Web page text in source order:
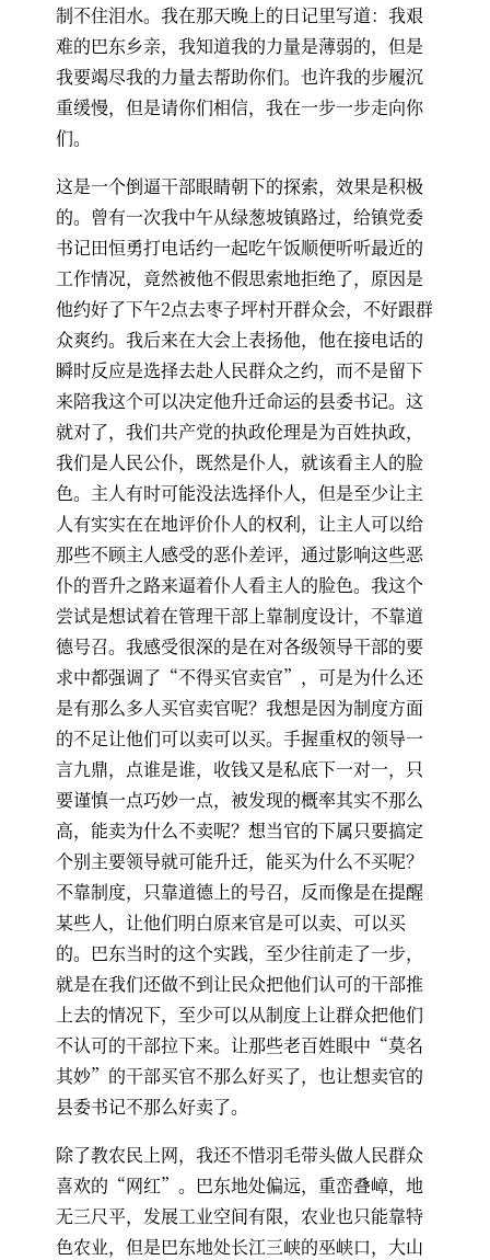
制不住泪水。我在那天晚上的日记里写道：我艰
难的巴东乡亲，我知道我的力量是薄弱的，但是
我要竭尽我的力量去帮助你们。也许我的步履沉
重缓慢，但是请你们相信，我在一步一步走向你
们。
这是一个倒逼干部眼睛朝下的探索，效果是积极
的。曾有一次我中午从绿葱坡镇路过，给镇党委
书记田恒勇打电话约一起吃午饭顺便听听最近的
工作情况，竟然被他不假思索地拒绝了，原因是
他约好了下午2点去枣子坪村开群众会，不好跟群
众爽约。我后来在大会上表扬他，他在接电话的
瞬时反应是选择去赴人民群众之约，而不是留下
来陪我这个可以决定他升迁命运的县委书记。这
就对了，我们共产党的执政伦理是为百姓执政，
我们是人民公仆，既然是仆人，就该看主人的脸
色。主人有时可能没法选择仆人，但是至少让主
人有实实在在地评价仆人的权利，让主人可以给
那些不顾主人感受的恶仆差评，通过影响这些恶
仆的晋升之路来逼着仆人看主人的脸色。我这个
尝试是想试着在管理干部上靠制度设计，不靠道
德号召。我感受很深的是在对各级领导干部的要
求中都强调了“不得买官卖官”，可是为什么还
是有那么多人买官卖官呢？我想是因为制度方面
的不足让他们可以卖可以买。手握重权的领导一
言九鼎，点谁是谁，收钱又是私底下一对一，只
要谨慎一点巧妙一点，被发现的概率其实不那么
高，能卖为什么不卖呢？想当官的下属只要搞定
个别主要领导就可能升迁，能买为什么不买呢？
不靠制度，只靠道德上的号召，反而像是在提醒
某些人，让他们明白原来官是可以卖、可以买
的。巴东当时的这个实践，至少往前走了一步，
就是在我们还做不到让民众把他们认可的干部推
上去的情况下，至少可以从制度上让群众把他们
不认可的干部拉下来。让那些老百姓眼中“莫名
其妙”的干部买官不那么好买了，也让想卖官的
县委书记不那么好卖了。
除了教农民上网，我还不惜羽毛带头做人民群众
喜欢的“网红”。巴东地处偏远，重峦叠嶂，地
无三尺平，发展工业空间有限，农业也只能靠特
色农业，但是巴东地处长江三峡的巫峡口，大山